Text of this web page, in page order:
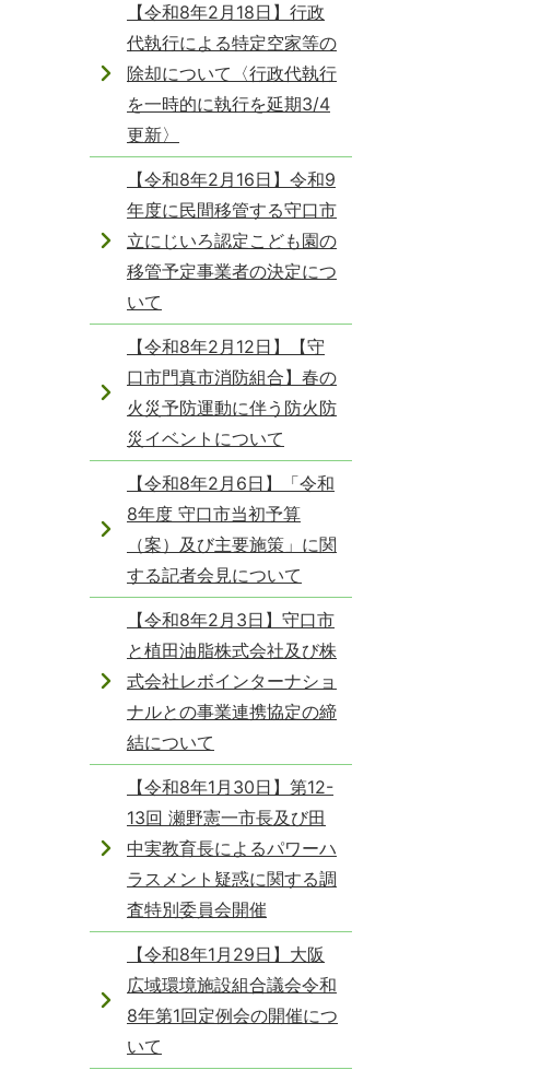
【令和8年2月18日】行政
代執行による特定空家等の
除却について〈行政代執行
を一時的に執行を延期3/4
更新〉
【令和8年2月16日】令和9
年度に民間移管する守口市
立にじいろ認定こども園の
移管予定事業者の決定につ
いて
【令和8年2月12日】【守
口市門真市消防組合】春の
火災予防運動に伴う防火防
災イベントについて
【令和8年2月6日】「令和
8年度 守口市当初予算
（案）及び主要施策」に関
する記者会見について
【令和8年2月3日】守口市
と植田油脂株式会社及び株
式会社レボインターナショ
ナルとの事業連携協定の締
結について
【令和8年1月30日】第12-
13回 瀬野憲一市長及び田
中実教育長によるパワーハ
ラスメント疑惑に関する調
査特別委員会開催
【令和8年1月29日】大阪
広域環境施設組合議会令和
8年第1回定例会の開催につ
いて